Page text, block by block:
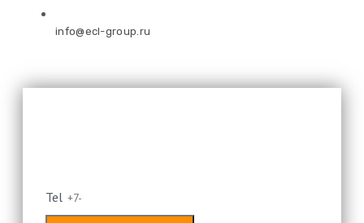
info@ecl-group.ru
Tel